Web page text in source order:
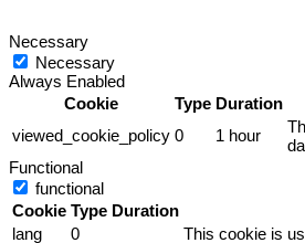
Necessary
Necessary
Always Enabled
Cookie
Type Duration
viewed_cookie_policy 0 1 hour
Functional
functional
Cookie Type Duration
lang
0 This cookie is